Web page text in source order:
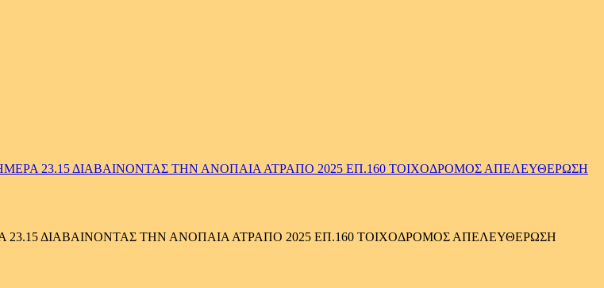
23.15 ΔΙΑΒΑΙΝΟΝΤΑΣ ΤΗΝ ΑΝΟΠΑΙΑ ΑΤΡΑΠΟ 2025 ΕΠ.160 ΤΟΙΧΟΔΡΟΜΟΣ ΑΠΕΛΕΥΘΕΡΩΣΗ
ΔΙΑΒΑΙΝΟΝΤΑΣ ΤΗΝ ΑΝΟΠΑΙΑ ΑΤΡΑΠΟ 2025 ΕΠ.160 ΤΟΙΧΟΔΡΟΜΟΣ ΑΠΕΛΕΥΘΕΡΩΣΗ